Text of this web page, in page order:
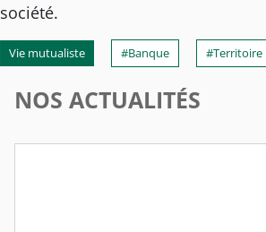
société.
Vie mutualiste Banque Territoire
NOS ACTUALITÉS